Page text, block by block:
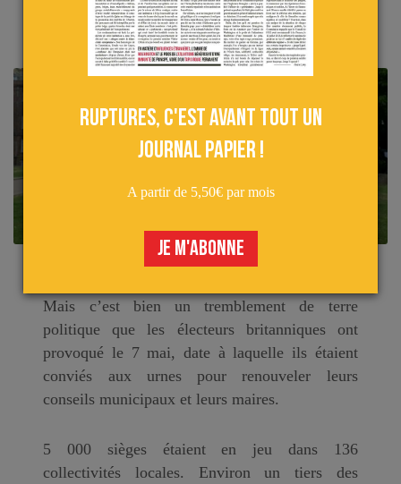
le 18 mai 2026
Mais c’est bien un tremblement de terre
politique que les électeurs britanniques ont
provoqué le 7 mai, date à laquelle ils étaient
conviés aux urnes pour renouveler leurs
conseils municipaux et leurs maires.
5 000 sièges étaient en jeu dans 136
collectivités locales. Environ un tiers des
Ruptures, c'est avant tout un
journal papier !
A partir de 5,50€ par mois
JE M'ABONNE